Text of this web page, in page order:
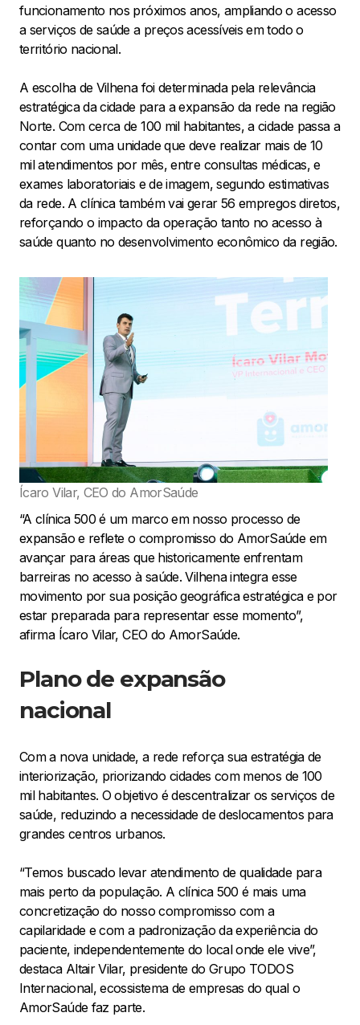
funcionamento nos próximos anos, ampliando o acesso
a serviços de saúde a preços acessíveis em todo o
território nacional.
A escolha de Vilhena foi determinada pela relevância
estratégica da cidade para a expansão da rede na região
Norte. Com cerca de 100 mil habitantes, a cidade passa a
contar com uma unidade que deve realizar mais de 10
mil atendimentos por mês, entre consultas médicas, e
exames laboratoriais e de imagem, segundo estimativas
da rede. A clínica também vai gerar 56 empregos diretos,
reforçando o impacto da operação tanto no acesso à
saúde quanto no desenvolvimento econômico da região.
Ícaro Vilar, CEO do AmorSaúde
“A clínica 500 é um marco em nosso processo de
expansão e reflete o compromisso do AmorSaúde em
avançar para áreas que historicamente enfrentam
barreiras no acesso à saúde. Vilhena integra esse
movimento por sua posição geográfica estratégica e por
estar preparada para representar esse momento”,
afirma Ícaro Vilar, CEO do AmorSaúde.
Plano de expansão
nacional
Com a nova unidade, a rede reforça sua estratégia de
interiorização, priorizando cidades com menos de 100
mil habitantes. O objetivo é descentralizar os serviços de
saúde, reduzindo a necessidade de deslocamentos para
grandes centros urbanos.
“Temos buscado levar atendimento de qualidade para
mais perto da população. A clínica 500 é mais uma
concretização do nosso compromisso com a
capilaridade e com a padronização da experiência do
paciente, independentemente do local onde ele vive”,
destaca Altair Vilar, presidente do Grupo TODOS
Internacional, ecossistema de empresas do qual o
AmorSaúde faz parte.